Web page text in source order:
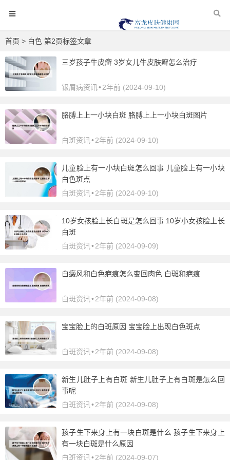
首页 > 白色 第2页标签文章
三岁孩子牛皮癣 3岁女儿牛皮肤癣怎么治疗
银屑病资讯 •2年前 (2024-09-10)
胳膊上上一小块白斑 胳膊上上一小块白斑图片
白斑资讯 •2年前 (2024-09-10)
儿童脸上有一小块白斑怎么回事 儿童脸上有一小块
白色斑点
白斑资讯 •2年前 (2024-09-10)
10岁女孩脸上长白斑是怎么回事 10岁小女孩脸上长
白斑
白斑资讯 •2年前 (2024-09-09)
白癜风和白色疤痕怎么变回肉色 白斑和疤痕
白斑资讯 •2年前 (2024-09-08)
宝宝脸上的白斑原因 宝宝脸上出现白色斑点
白斑资讯 •2年前 (2024-09-08)
新生儿肚子上有白斑 新生儿肚子上有白斑是怎么回
事呢
白斑资讯 •2年前 (2024-09-08)
孩子生下来身上有一块白斑是什么 孩子生下来身上
有一块白斑是什么原因
白斑资讯 •2年前 (2024-09-07)